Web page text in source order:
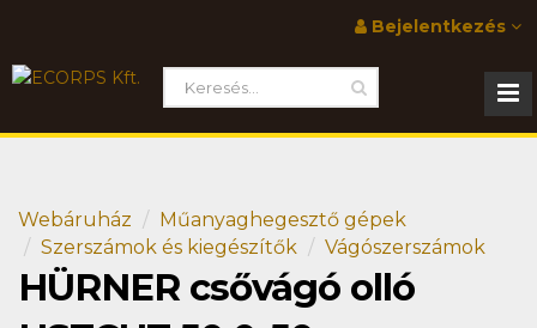
Bejelentkezés
Webáruház
Műanyaghegesztő gépek
Szerszámok és kiegészítők
Vágószerszámok
HÜRNER csővágó olló